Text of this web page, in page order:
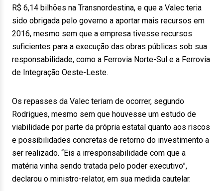
R$ 6,14 bilhões na Transnordestina, e que a Valec teria
sido obrigada pelo governo a aportar mais recursos em
2016, mesmo sem que a empresa tivesse recursos
suficientes para a execução das obras públicas sob sua
responsabilidade, como a Ferrovia Norte-Sul e a Ferrovia
de Integração Oeste-Leste.
Os repasses da Valec teriam de ocorrer, segundo
Rodrigues, mesmo sem que houvesse um estudo de
viabilidade por parte da própria estatal quanto aos riscos
e possibilidades concretas de retorno do investimento a
ser realizado. “Eis a irresponsabilidade com que a
matéria vinha sendo tratada pelo poder executivo”,
declarou o ministro-relator, em sua medida cautelar.